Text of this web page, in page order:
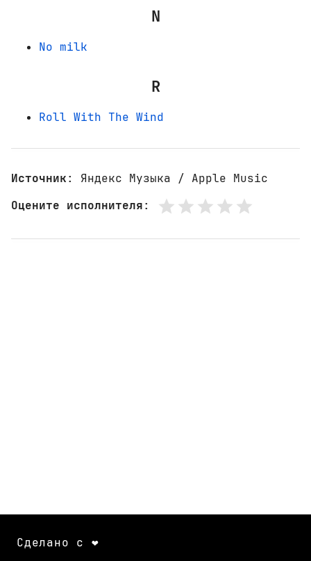
N
No milk
R
Roll With The Wind
Источник: Яндекс Музыка / Apple Music
Оцените исполнителя:
Сделано с ❤️